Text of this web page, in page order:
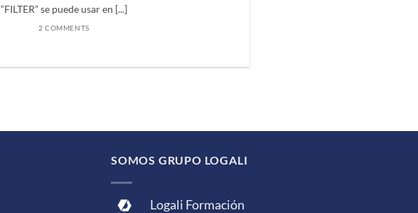
“FILTER” se puede usar en [...]
2 COMMENTS
SOMOS GRUPO LOGALI
Logali Formación